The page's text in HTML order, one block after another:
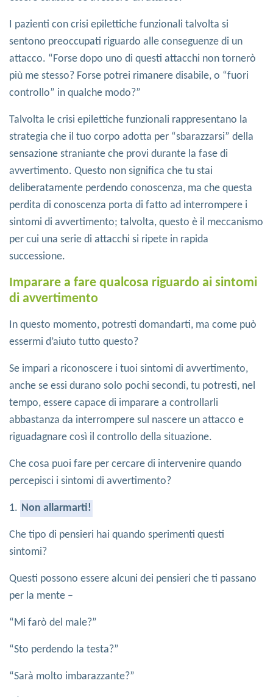
I pazienti con crisi epilettiche funzionali talvolta si
sentono preoccupati riguardo alle conseguenze di un
attacco. “Forse dopo uno di questi attacchi non tornerò
più me stesso? Forse potrei rimanere disabile, o “fuori
controllo” in qualche modo?”
Talvolta le crisi epilettiche funzionali rappresentano la
strategia che il tuo corpo adotta per “sbarazzarsi” della
sensazione straniante che provi durante la fase di
avvertimento. Questo non significa che tu stai
deliberatamente perdendo conoscenza, ma che questa
perdita di conoscenza porta di fatto ad interrompere i
sintomi di avvertimento; talvolta, questo è il meccanismo
per cui una serie di attacchi si ripete in rapida
successione.
Imparare a fare qualcosa riguardo ai sintomi
di avvertimento
In questo momento, potresti domandarti, ma come può
essermi d’aiuto tutto questo?
Se impari a riconoscere i tuoi sintomi di avvertimento,
anche se essi durano solo pochi secondi, tu potresti, nel
tempo, essere capace di imparare a controllarli
abbastanza da interrompere sul nascere un attacco e
riguadagnare così il controllo della situazione.
Che cosa puoi fare per cercare di intervenire quando
percepisci i sintomi di avvertimento?
1. Non allarmarti!
Che tipo di pensieri hai quando sperimenti questi
sintomi?
Questi possono essere alcuni dei pensieri che ti passano
per la mente –
“Mi farò del male?”
“Sto perdendo la testa?”
“Sarà molto imbarazzante?”